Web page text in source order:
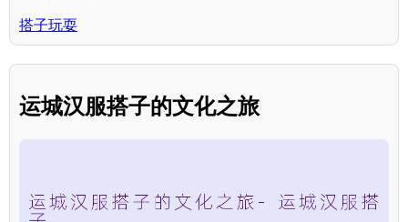
搭子玩耍
运城汉服搭子的文化之旅